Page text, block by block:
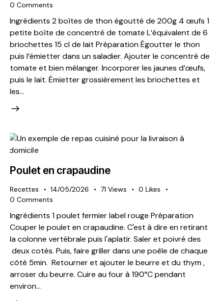
0 Comments
Ingrédients 2 boîtes de thon égoutté de 200g 4 œufs 1
petite boîte de concentré de tomate L’équivalent de 6
briochettes 15 cl de lait Préparation Égoutter le thon
puis l’émietter dans un saladier. Ajouter le concentré de
tomate et bien mélanger. Incorporer les jaunes d’œufs,
puis le lait. Émietter grossièrement les briochettes et
les…
Poulet en crapaudine
Recettes 14/05/2026 71 Views 0 Likes
0 Comments
Ingrédients 1 poulet fermier label rouge Préparation
Couper le poulet en crapaudine. C'est à dire en retirant
la colonne vertébrale puis l'aplatir. Saler et poivré des
deux cotés. Puis, faire griller dans une poêle de chaque
côté 5min. Retourner et ajouter le beurre et du thym ,
arroser du beurre. Cuire au four à 190°C pendant
environ…